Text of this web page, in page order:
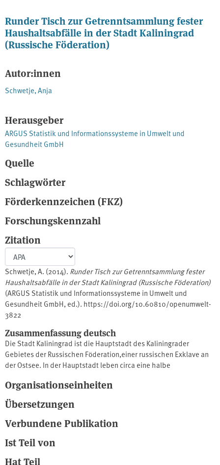
Runder Tisch zur Getrenntsammlung fester
Haushaltsabfälle in der Stadt Kaliningrad
(Russische Föderation)
Autor:innen
Schwetje, Anja
Herausgeber
ARGUS Statistik und Informationssysteme in Umwelt und
Gesundheit GmbH
Quelle
Schlagwörter
Förderkennzeichen (FKZ)
Forschungskennzahl
Zitation
Schwetje, A. (2014). Runder Tisch zur Getrenntsammlung fester
Haushaltsabfälle in der Stadt Kaliningrad (Russische Föderation)
(ARGUS Statistik und Informationssysteme in Umwelt und
Gesundheit GmbH, ed.). https://doi.org/10.60810/openumwelt-
3822
Zusammenfassung deutsch
Die Stadt Kaliningrad ist die Hauptstadt des Kaliningrader
Gebietes der Russischen Föderation,einer russischen Exklave an
der Ostsee. In der Hauptstadt leben circa eine halbe
Gebietes. Nach Informationen derStadtverwaltung werden pro
Jahr ungefähr 1,5 Millionen m̲ Haushaltsabfälle erzeugt, diebisher
ausschließlich deponiert werden. Kaliningrad wird im Jahr 2018
einer der Austragungsorteder FIFA-Fußball-Weltmeisterschaft in
Russland sein. Dafür müssen Umweltauflagendes
Fußballweltverbandes FIFA umgesetzt werden, besonders in den
Gelegenheit nutzen, um die Lebensqualität und den
Organisationseinheiten
Übersetzungen
Verbundene Publikation
Ist Teil von
Hat Teil